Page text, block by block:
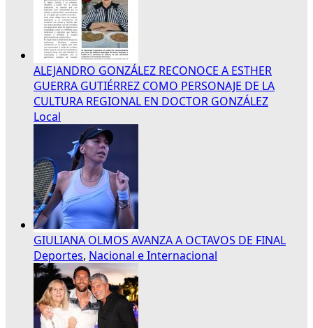
ALEJANDRO GONZÁLEZ RECONOCE A ESTHER
GUERRA GUTIÉRREZ COMO PERSONAJE DE LA
CULTURA REGIONAL EN DOCTOR GONZÁLEZ
Local
GIULIANA OLMOS AVANZA A OCTAVOS DE FINAL
Deportes, Nacional e Internacional